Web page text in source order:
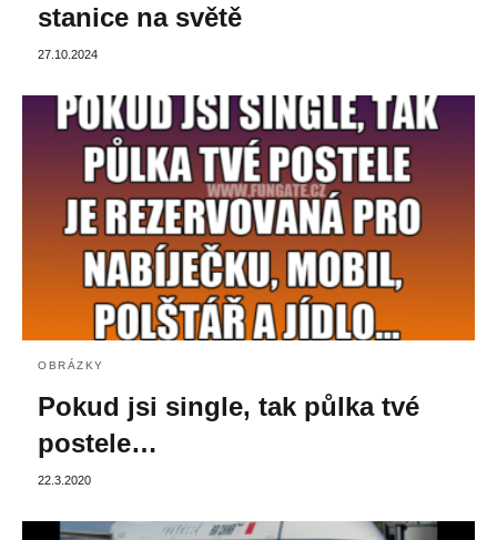
stanice na světě
27.10.2024
OBRÁZKY
Pokud jsi single, tak půlka tvé
postele…
22.3.2020